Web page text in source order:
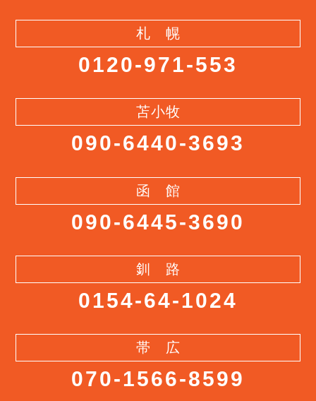
札 幌
0120-971-553
苫小牧
090-6440-3693
函 館
090-6445-3690
釧 路
0154-64-1024
帯 広
070-1566-8599